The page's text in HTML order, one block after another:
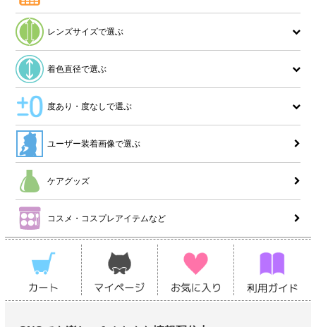
レンズサイズで選ぶ
着色直径で選ぶ
度あり・度なしで選ぶ
ユーザー装着画像で選ぶ
ケアグッズ
コスメ・コスプレアイテムなど